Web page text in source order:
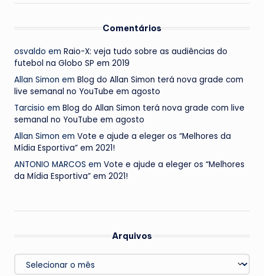
Comentários
osvaldo em Raio-X: veja tudo sobre as audiências do
futebol na Globo SP em 2019
Allan Simon em Blog do Allan Simon terá nova grade com
live semanal no YouTube em agosto
Tarcisio em Blog do Allan Simon terá nova grade com live
semanal no YouTube em agosto
Allan Simon em Vote e ajude a eleger os “Melhores da
Mídia Esportiva” em 2021!
ANTONIO MARCOS em Vote e ajude a eleger os “Melhores
da Mídia Esportiva” em 2021!
Arquivos
Arquivos